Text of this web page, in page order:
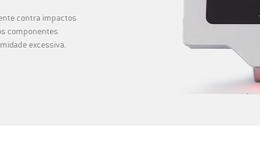
contra impactos
componentes
excessiva.